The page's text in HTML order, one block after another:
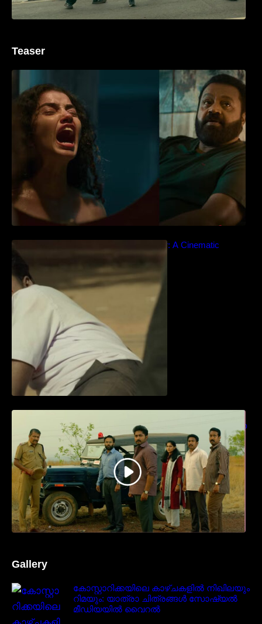
Teaser
‘ജെഎസ്‌കെ’ ടീസർ പുറത്ത്; വക്കീൽ
വേഷത്തിൽ നിറഞ്ഞാടി സുരേഷ് ഗോപി..
Idiyan Chandhu – Teaser: A Cinematic
എത്തുന്ന “പാർട്നെർസ്” പ്രേക്ഷക ശ്രദ്ധ
നേടിയ ടീസർ കാണാം..
Gallery
കോസ്റ്റാറിക്കയിലെ കാഴ്ചകളിൽ നിഖിലയും
റിമയും: യാത്രാ ചിത്രങ്ങൾ സോഷ്യൽ
മീഡിയയിൽ വൈറൽ